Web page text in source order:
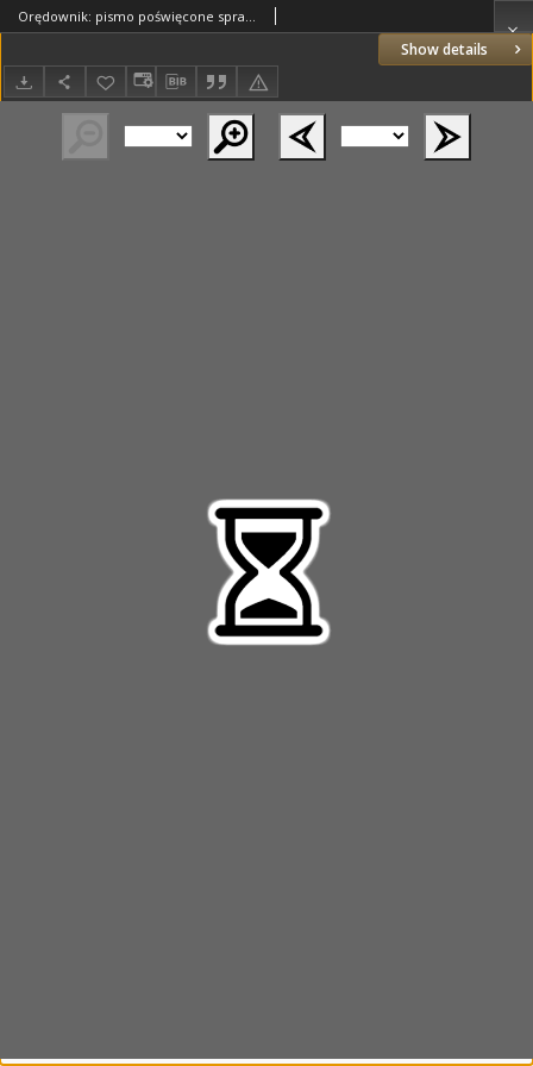
Show details
Orędownik: pismo poświęcone sprawom politycznym i spółecznym 1885.03.25 R.15 Nr69